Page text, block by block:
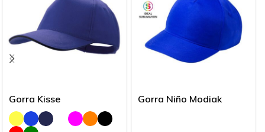
Gorra Kisse Gorra Niño Modiak